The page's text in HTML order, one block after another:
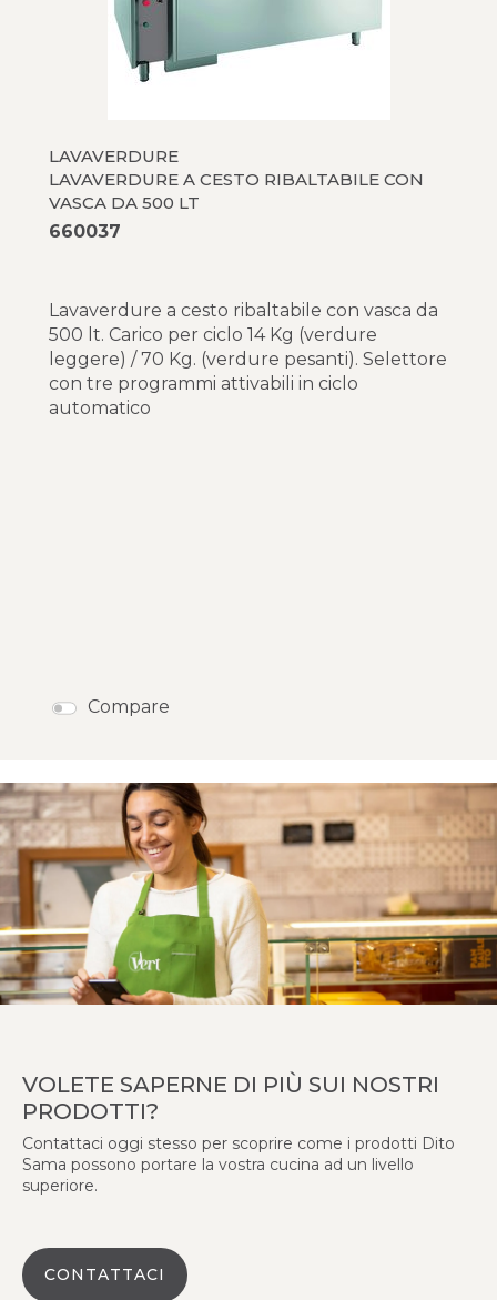
LAVAVERDURE
LAVAVERDURE A CESTO RIBALTABILE CON
VASCA DA 500 LT
660037
Lavaverdure a cesto ribaltabile con vasca da
500 lt. Carico per ciclo 14 Kg (verdure
leggere) / 70 Kg. (verdure pesanti). Selettore
con tre programmi attivabili in ciclo
automatico
Compare
VOLETE SAPERNE DI PIÙ SUI NOSTRI
PRODOTTI?
Contattaci oggi stesso per scoprire come i prodotti Dito
Sama possono portare la vostra cucina ad un livello
superiore.
CONTATTACI